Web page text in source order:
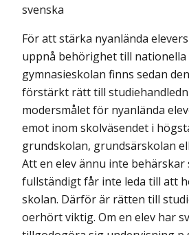
svenska
För att stärka nyanlända
uppnå behörighet till
gymnasieskolan finns sedan
förstärkt rätt till
modersmålet för nyanlända
emot inom skolväsendet i
grundskolan, grundsärskolan
Att en elev ännu inte behärskar
fullständigt får inte leda till att
skolan. Därför är rätten till
oerhört viktig. Om en elev har